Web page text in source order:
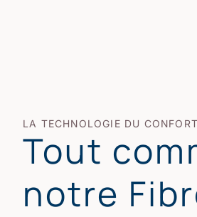
LA TECHNOLOGIE DU CONFORT
Tout
notre